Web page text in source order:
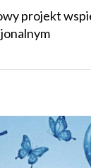
projekt